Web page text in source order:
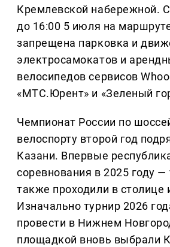
Кремлевской набережной.
до 16:00 5 июля на
запрещена парковка и
электросамокатов и
велосипедов сервисов
«МТС.Юрент» и «Зеленый
Чемпионат России по
велоспорту второй год
Казани. Впервые
соревнования в 2025 году
также проходили в столице
Изначально турнир 2026
провести в Нижнем
площадкой вновь выбрали